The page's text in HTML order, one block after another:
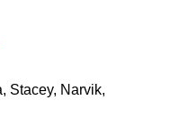
Stacey, Narvik,